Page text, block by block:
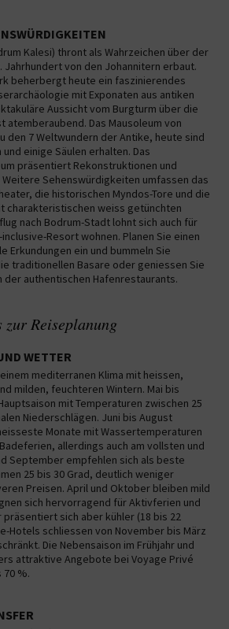
Kalesi) thront als Wahrzeichen über der
Jahrhundert von den Johannitern erbaut.
beherbergt heute ein faszinierendes
mit Exponaten aus antiken
Aussicht vom Burgturm über die
atemberaubend. Das Mausoleum von
den 7 Weltwundern der Antike, heute sind
einige Säulen erhalten. Das
präsentiert Rekonstruktionen und
Sehenswürdigkeiten umfassen das
die historischen Myndos-Tore und die
charakteristischen weiss getünchten
nach Bodrum-Stadt lohnt sich auch für
Resort wohnen. Planen Sie einen
Erkundungen ein und bummeln Sie
traditionellen Basare oder geniessen Sie
der authentischen Hafenrestaurants.
Reiseplanung
WETTER
mediterranen Klima mit heissen,
milden, feuchteren Wintern. Mai bis
mit Temperaturen zwischen 25
Niederschlägen. Juni bis August
Monate mit Wassertemperaturen
allerdings auch am vollsten und
September empfehlen sich als beste
25 bis 30 Grad, deutlich weniger
Preisen. April und Oktober bleiben mild
sich hervorragend für Aktivferien und
sich aber kühler (18 bis 22
Hotels schliessen von November bis März
Die Nebensaison im Frühjahr und
attraktive Angebote bei Voyage Privé
70 %.